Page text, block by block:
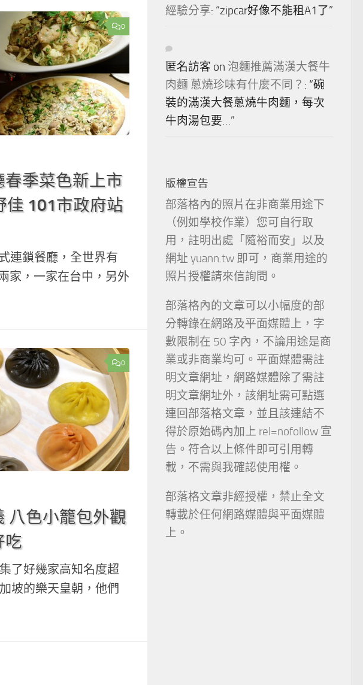
0
春季菜色新上市
佳 101市政府站
連鎖餐廳，全世界有
家，一家在台中，另外
0
八色小籠包外觀
吃
了好幾家高知名度超
坡的樂天皇朝，他們
經驗分享: “zipcar好像不能租A1了”
匿名訪客 on 泡麵推薦滿漢大餐牛
肉麵 蔥燒珍味有什麼不同？ : “碗
裝的滿漢大餐蔥燒牛肉麵，每次
牛肉湯包要…”
版權宣告
部落格內的照片在非商業用途下
（例如學校作業）您可自行取
用，註明出處「隨裕而安」以及
網址 yuann.tw 即可，商業用途的
照片授權請來信詢問。
部落格內的文章可以小幅度的部
分轉錄在網路及平面媒體上，字
數限制在 50 字內，不論用途是商
業或非商業均可。平面媒體需註
明文章網址，網路媒體除了需註
明文章網址外，該網址需可點選
連回部落格文章，並且該連結不
得於原始碼內加上 rel=nofollow 宣
告。符合以上條件即可引用轉
載，不需與我確認使用權。
部落格文章非經授權，禁止全文
轉載於任何網路媒體與平面媒體
上。